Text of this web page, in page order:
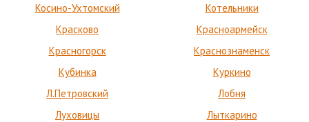
Косино-Ухтомский
Котельники
Красково
Красноармейск
Красногорск
Краснознаменск
Кубинка
Куркино
Л.Петровский
Лобня
Луховицы
Лыткарино